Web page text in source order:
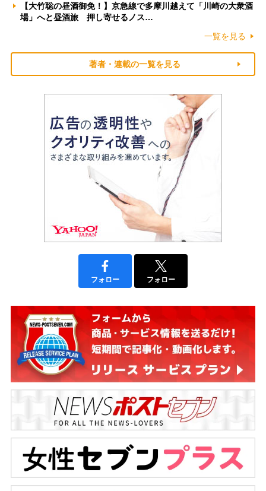
【大竹聡の昼酒御免！】京急線で多摩川越えて「川崎の大衆酒
場」へと昼酒旅 押し寄せるノス…
一覧を見る
著者・連載の一覧を見る
フォロー フォロー